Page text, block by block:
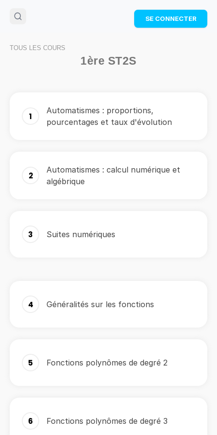
🌴Cahier de vacances offert
: révise les maths cet
Télécharge ton PDF gratuit et progresse avec des
SE CONNECTER
TOUS LES COURS
1ère ST2S
1
Automatismes : proportions,
pourcentages et taux d'évolution
2
Automatismes : calcul numérique et
algébrique
3 Suites numériques
4 Généralités sur les fonctions
5 Fonctions polynômes de degré 2
6 Fonctions polynômes de degré 3